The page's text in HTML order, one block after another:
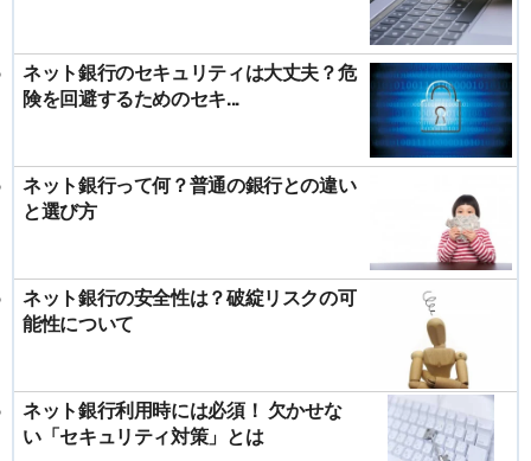
ネット銀行のセキュリティは大丈夫？危
険を回避するためのセキ...
ネット銀行って何？普通の銀行との違い
と選び方
ネット銀行の安全性は？破綻リスクの可
能性について
ネット銀行利用時には必須！ 欠かせな
い「セキュリティ対策」とは